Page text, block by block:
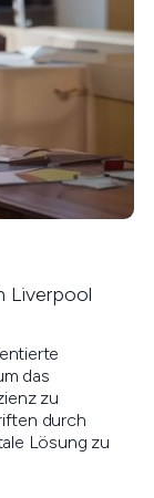
Liverpool
das
zu
durch
Lösung zu